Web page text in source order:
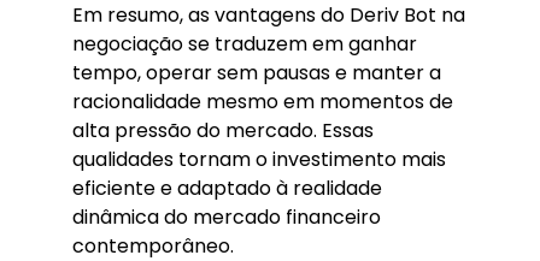
Em resumo, as vantagens do Deriv Bot na
negociação se traduzem em ganhar
tempo, operar sem pausas e manter a
racionalidade mesmo em momentos de
alta pressão do mercado. Essas
qualidades tornam o investimento mais
eficiente e adaptado à realidade
dinâmica do mercado financeiro
contemporâneo.